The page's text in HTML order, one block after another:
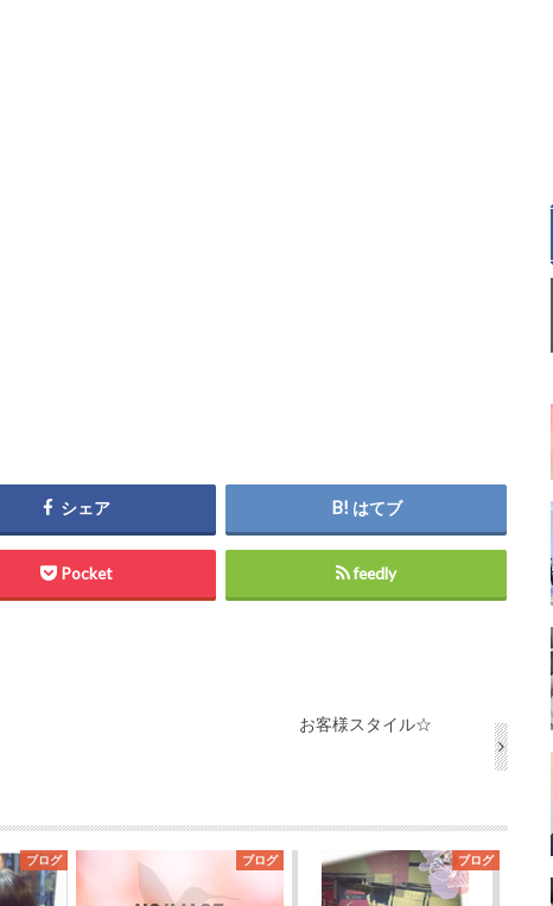
シェア はてブ
Pocket feedly
お客様スタイル☆
ブログ ブログ ブログ